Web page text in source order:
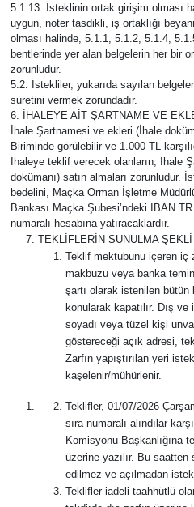
5.1.13. İsteklinin ortak girişim olması
uygun, noter tasdikli, iş ortaklığı
olması halinde, 5.1.1, 5.1.2, 5.1.4,
bentlerinde yer alan belgelerin her bir
zorunludur.
5.2. İstekliler, yukarıda sayılan
suretini vermek zorundadır.
6. İHALEYE AİT ŞARTNAME VE
İhale Şartnamesi ve ekleri (İhale
Biriminde görülebilir ve 1.000 TL
İhaleye teklif verecek olanların, İhale
dokümanı) satın almaları zorunludur.
bedelini, Maçka Orman İşletme
Bankası Maçka Şubesi’ndeki IBAN
numaralı hesabına yatıracaklardır.
TEKLİFLERİN SUNULMA ŞEKLİ
Teklif mektubunu içeren iç
makbuzu veya banka
şartı olarak istenilen
konularak kapatılır. Dış
soyadı veya tüzel kişi
göstereceği açık adresi,
Zarfın yapıştırılan yeri
kaşelenir/mühürlenir.
Teklifler, 01/07/2026
sıra numaralı alındılar
Komisyonu Başkanlığına
üzerine yazılır. Bu
edilmez ve açılmadan
Teklifler iadeli taahhütlü